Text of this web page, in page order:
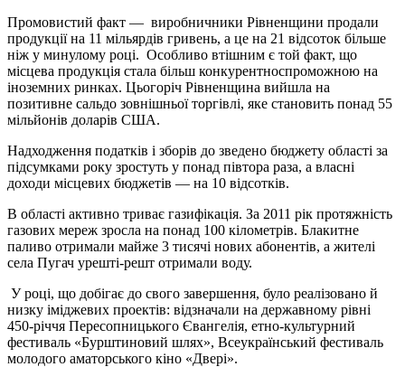
Промовистий факт — виробничники Рівненщини продали
продукції на 11 мільярдів гривень, а це на 21 відсоток більше
ніж у минулому році. Особливо втішним є той факт, що
місцева продукція стала більш конкурентноспроможною на
іноземних ринках. Цьогоріч Рівненщина вийшла на
позитивне сальдо зовнішньої торгівлі, яке становить понад 55
мільйонів доларів США.
Надходження податків і зборів до зведено бюджету області за
підсумками року зростуть у понад півтора раза, а власні
доходи місцевих бюджетів — на 10 відсотків.
В області активно триває газифікація. За 2011 рік протяжність
газових мереж зросла на понад 100 кілометрів. Блакитне
паливо отримали майже 3 тисячі нових абонентів, а жителі
села Пугач урешті-решт отримали воду.
У році, що добігає до свого завершення, було реалізовано й
низку іміджевих проектів: відзначали на державному рівні
450-річчя Пересопницького Євангелія, етно-культурний
фестиваль «Бурштиновий шлях», Всеукраїнський фестиваль
молодого аматорського кіно «Двері».